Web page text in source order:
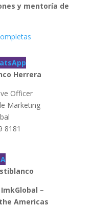
y mentoría de
Herrera
Officer
Marketing
8181
–
Americas